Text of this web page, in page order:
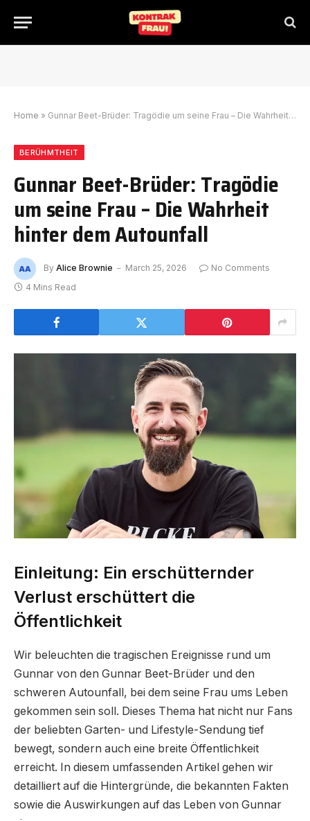
Home » Gunnar Beet-Brüder: Tragödie um seine Frau – Die Wahrheit hinter dem Autounfall
BERÜHMTHEIT
Gunnar Beet-Brüder: Tragödie
um seine Frau – Die Wahrheit
hinter dem Autounfall
By Alice Brownie March 25, 2026
No Comments
4 Mins Read
Einleitung: Ein erschütternder
Verlust erschüttert die
Öffentlichkeit
Wir beleuchten die tragischen Ereignisse rund um
Gunnar von den Gunnar Beet-Brüder und den
schweren Autounfall, bei dem seine Frau ums Leben
gekommen sein soll. Dieses Thema hat nicht nur Fans
der beliebten Garten- und Lifestyle-Sendung tief
bewegt, sondern auch eine breite Öffentlichkeit
erreicht. In diesem umfassenden Artikel gehen wir
detailliert auf die Hintergründe, die bekannten Fakten
sowie die Auswirkungen auf das Leben von Gunnar